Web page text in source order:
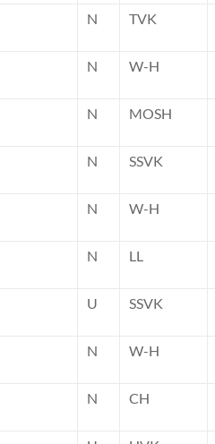
N TVK
N W-H
N MOSH
N SSVK
N W-H
N LL
U SSVK
N W-H
N CH